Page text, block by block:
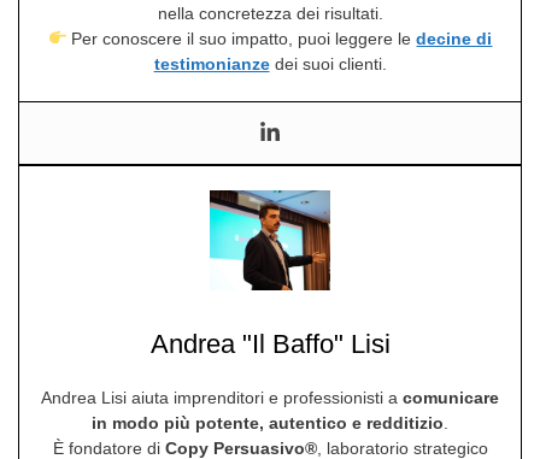
nella concretezza dei risultati.
Per conoscere il suo impatto, puoi leggere ledecine di
testimonianzedei suoi clienti.
Andrea "Il Baffo" Lisi
Andrea Lisi aiuta imprenditori e professionisti a comunicare
in modo più potente, autentico e redditizio
È fondatore di Copy Persuasivo®, laboratorio strategico